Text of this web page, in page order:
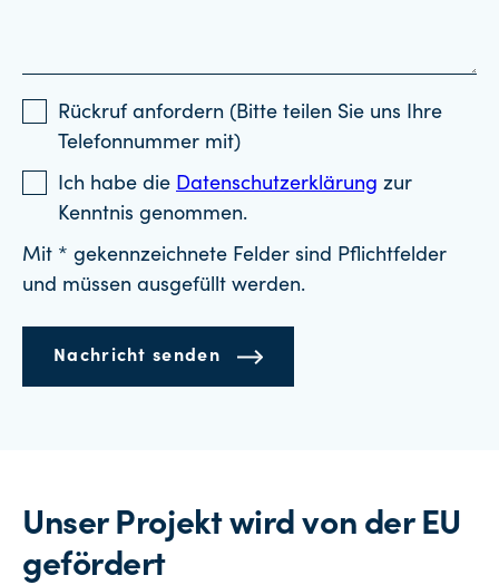
Rückruf anfordern (Bitte teilen Sie uns Ihre
Telefonnummer mit)
Ich habe die Datenschutzerklärung zur
Kenntnis genommen.
Mit * gekennzeichnete Felder sind Pflichtfelder
und müssen ausgefüllt werden.
Nachricht senden
Unser Projekt wird von der EU
gefördert